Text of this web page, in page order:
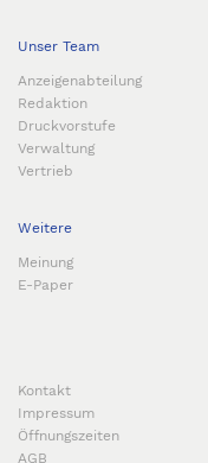
Unser Team
Anzeigenabteilung
Redaktion
Druckvorstufe
Verwaltung
Vertrieb
Weitere
Meinung
E-Paper
Kontakt
Impressum
Öffnungszeiten
AGB